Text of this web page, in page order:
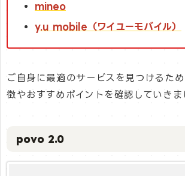
mineo
y.u mobile（ワイユーモバイル）
ご自身に最適のサービスを見つけるた
徴やおすすめポイントを確認していきま
povo 2.0